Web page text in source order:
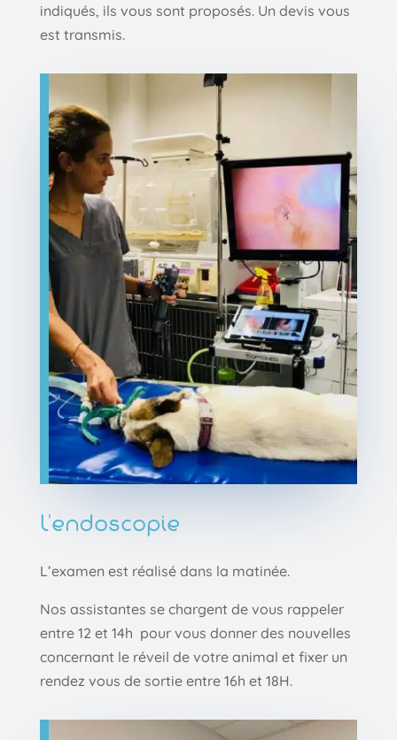
indiqués, ils vous sont proposés. Un devis vous
est transmis.
L’endoscopie
L’examen est réalisé dans la matinée.
Nos assistantes se chargent de vous rappeler
entre 12 et 14h pour vous donner des nouvelles
concernant le réveil de votre animal et fixer un
rendez vous de sortie entre 16h et 18H.